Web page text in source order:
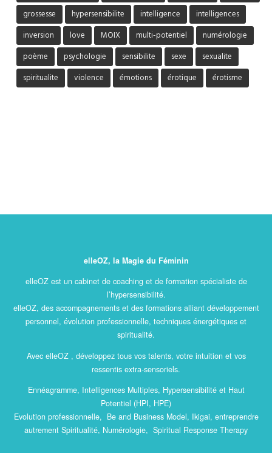
grossesse
hypersensibilite intelligence
intelligences
inversion
love MOIX multi-potentiel
numérologie
poème
psychologie sensibilite sexe
sexualite
spiritualite
violence émotions érotique érotisme
elleOZ, la Magie du Féminin
elleOZ est un cabinet de coaching et de formation spécialiste de
l’hypersensibilité.
elleOZ, des accompagnements et des formations alliant développement
personnel, évolution professionnelle, techniques énergétiques et
spiritualité.
Avec elleOZ , développez tous vos talents, votre intuition et vos
ressentis extra-sensoriels.
Ennéagramme, Intelligences Multiples, Hypersensibilité et Haut
Potentiel (HPI, HPE)
Evolution professionnelle, Be and Business Model, Ikigai, entreprendre
autrement Spiritualité, Numérologie, Spiritual Response Therapy